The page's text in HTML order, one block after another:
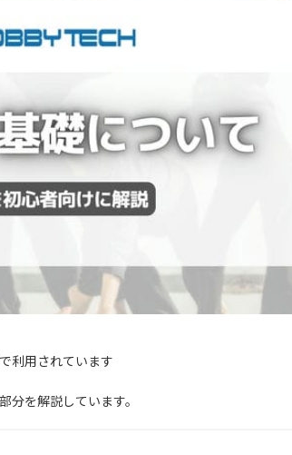
利用されています
を解説しています。